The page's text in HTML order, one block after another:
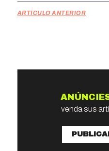
ARTÍCULO ANTERIOR
venda sus